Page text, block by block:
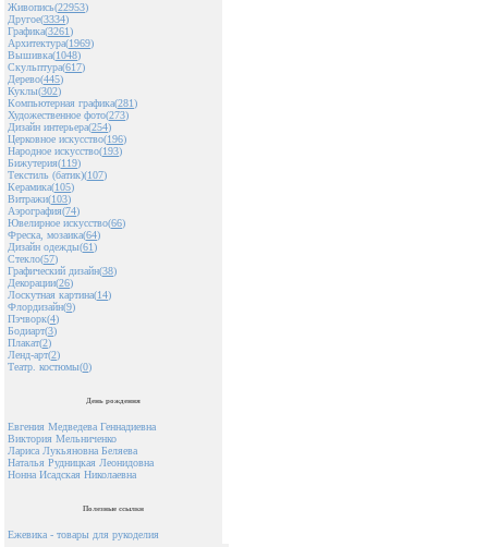
Живопись(22953)
Другое(3334)
Графика(3261)
Архитектура(1969)
Вышивка(1048)
Скульптура(617)
Дерево(445)
Куклы(302)
Компьютерная графика(281)
Художественное фото(273)
Дизайн интерьера(254)
Церковное искусство(196)
Народное искусство(193)
Бижутерия(119)
Текстиль (батик)(107)
Керамика(105)
Витражи(103)
Аэрография(74)
Ювелирное искусство(66)
Фреска, мозаика(64)
Дизайн одежды(61)
Стекло(57)
Графический дизайн(38)
Декорации(26)
Лоскутная картина(14)
Флордизайн(9)
Пэчворк(4)
Бодиарт(3)
Плакат(2)
Ленд-арт(2)
Театр. костюмы(0)
День рождения
Евгения Медведева Геннадиевна
Виктория Мельниченко
Лариса Лукьяновна Беляева
Наталья Рудницкая Леонидовна
Нонна Исадская Николаевна
Полезные ссылки
Ежевика - товары для рукоделия